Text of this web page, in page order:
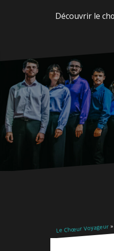
Découvrir le
Le Chœur Voyageur